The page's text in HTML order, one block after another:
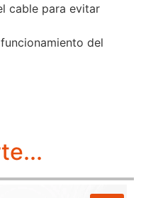
cable para evitar
del